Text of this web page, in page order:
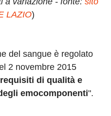
LAZIO)
del sangue è regolato
2 novembre 2015
di qualità e
emocomponenti".